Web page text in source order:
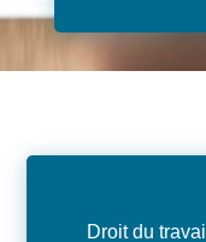
Droit du travail